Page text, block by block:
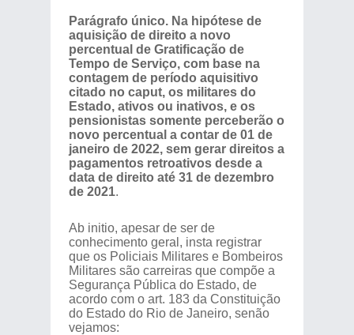
Parágrafo único. Na hipótese de
aquisição de direito a novo
percentual de Gratificação de
Tempo de Serviço, com base na
contagem de período aquisitivo
citado no caput, os militares do
Estado, ativos ou inativos, e os
pensionistas somente perceberão o
novo percentual a contar de 01 de
janeiro de 2022, sem gerar direitos a
pagamentos retroativos desde a
data de direito até 31 de dezembro
de 2021.
Ab initio, apesar de ser de
conhecimento geral, insta registrar
que os Policiais Militares e Bombeiros
Militares são carreiras que compõe a
Segurança Pública do Estado, de
acordo com o art. 183 da Constituição
do Estado do Rio de Janeiro, senão
vejamos: